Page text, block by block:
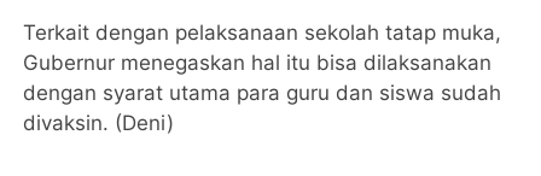
Terkait dengan pelaksanaan sekolah tatap muka,
Gubernur menegaskan hal itu bisa dilaksanakan
dengan syarat utama para guru dan siswa sudah
divaksin. (Deni)